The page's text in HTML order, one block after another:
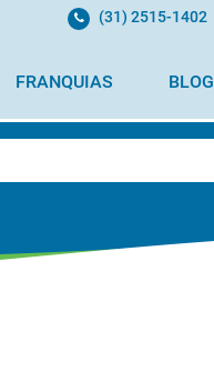
(31) 2515-1402
FRANQUIAS BLOG